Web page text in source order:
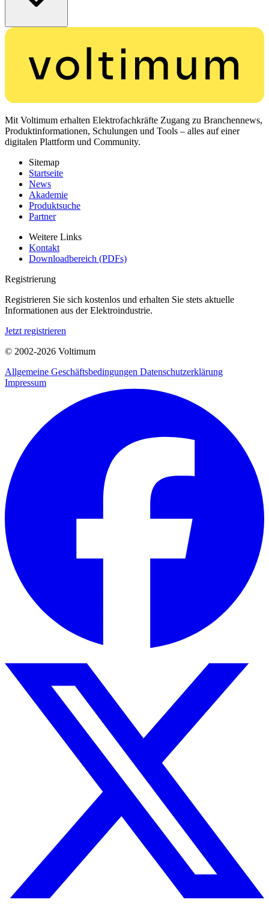
Mit Voltimum erhalten Elektrofachkräfte Zugang zu Branchennews,
Produktinformationen, Schulungen und Tools – alles auf einer
digitalen Plattform und Community.
Sitemap
Startseite
News
Akademie
Produktsuche
Partner
Weitere Links
Kontakt
Downloadbereich (PDFs)
Registrierung
Registrieren Sie sich kostenlos und erhalten Sie stets aktuelle
Informationen aus der Elektroindustrie.
Jetzt registrieren
© 2002-2026 Voltimum
Allgemeine Geschäftsbedingungen Datenschutzerklärung
Impressum